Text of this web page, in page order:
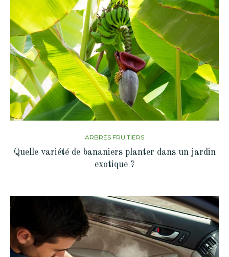
ARBRES FRUITIERS
Quelle variété de bananiers planter dans un jardin
exotique ?